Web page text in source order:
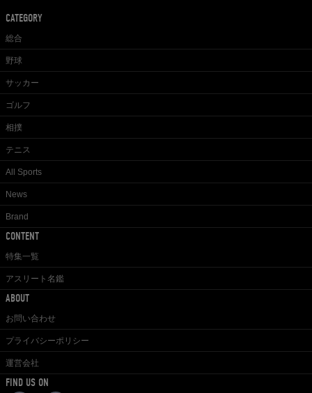
CATEGORY
総合
野球
サッカー
ゴルフ
相撲
テニス
All Sports
News
Brand
CONTENT
特集一覧
アスリート名鑑
ABOUT
お問い合わせ
プライバシーポリシー
運営会社
FIND US ON